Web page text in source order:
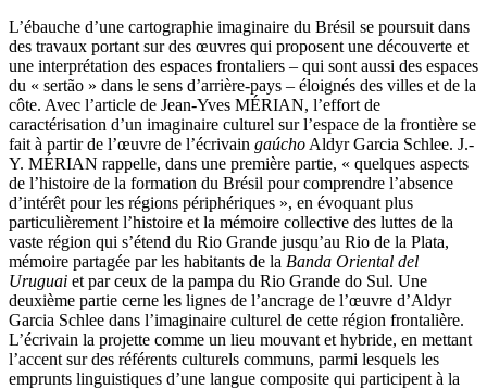
L’ébauche d’une cartographie imaginaire du Brésil se poursuit dans
des travaux portant sur des œuvres qui proposent une découverte et
une interprétation des espaces frontaliers – qui sont aussi des espaces
du « sertão » dans le sens d’arrière-pays – éloignés des villes et de la
côte. Avec l’article de Jean-Yves MÉRIAN, l’effort de
caractérisation d’un imaginaire culturel sur l’espace de la frontière se
fait à partir de l’œuvre de l’écrivain gaúcho Aldyr Garcia Schlee. J.-
Y. MÉRIAN rappelle, dans une première partie, « quelques aspects
de l’histoire de la formation du Brésil pour comprendre l’absence
d’intérêt pour les régions périphériques », en évoquant plus
particulièrement l’histoire et la mémoire collective des luttes de la
vaste région qui s’étend du Rio Grande jusqu’au Rio de la Plata,
mémoire partagée par les habitants de la Banda Oriental del
Uruguai et par ceux de la pampa du Rio Grande do Sul. Une
deuxième partie cerne les lignes de l’ancrage de l’œuvre d’Aldyr
Garcia Schlee dans l’imaginaire culturel de cette région frontalière.
L’écrivain la projette comme un lieu mouvant et hybride, en mettant
l’accent sur des référents culturels communs, parmi lesquels les
emprunts linguistiques d’une langue composite qui participent à la